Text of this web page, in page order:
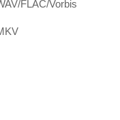
FLAC/Vorbis